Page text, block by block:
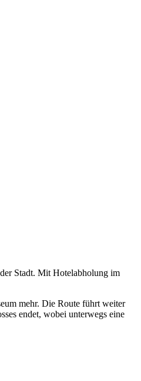
Stadt. Mit Hotelabholung im
mehr. Die Route führt weiter
endet, wobei unterwegs eine